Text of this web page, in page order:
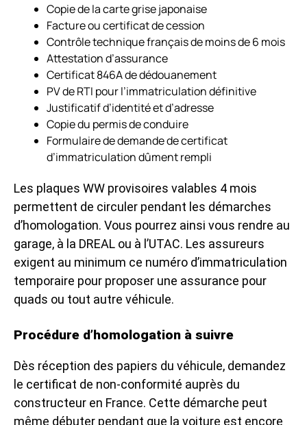
Copie de la carte grise japonaise
Facture ou certificat de cession
Contrôle technique français de moins de 6 mois
Attestation d’assurance
Certificat 846A de dédouanement
PV de RTI pour l’immatriculation définitive
Justificatif d’identité et d’adresse
Copie du permis de conduire
Formulaire de demande de certificat
d’immatriculation dûment rempli
Les plaques WW provisoires valables 4 mois
permettent de circuler pendant les démarches
d’homologation. Vous pourrez ainsi vous rendre au
garage, à la DREAL ou à l’UTAC. Les assureurs
exigent au minimum ce numéro d’immatriculation
temporaire pour proposer une assurance pour
quads ou tout autre véhicule.
Procédure d’homologation à suivre
Dès réception des papiers du véhicule, demandez
le certificat de non-conformité auprès du
constructeur en France. Cette démarche peut
même débuter pendant que la voiture est encore